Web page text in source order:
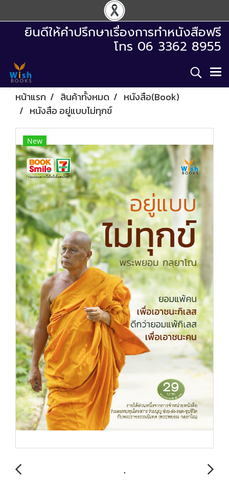
ยินดีให้คำปรึกษาเรื่องการทำหนังสือฟรี
โทร 06 3362 8955
หน้าแรก สินค้าทั้งหมด
หนังสือ(Book)
หนังสือ อยู่แบบไม่ทุกข์
New